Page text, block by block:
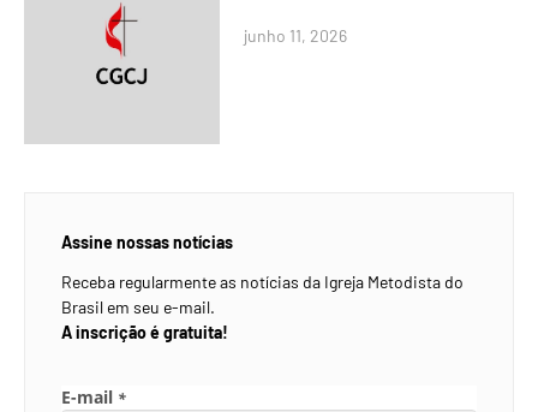
junho 11, 2026
Assine nossas notícias
Receba regularmente as notícias da Igreja Metodista do
Brasil em seu e-mail.
A inscrição é gratuita!